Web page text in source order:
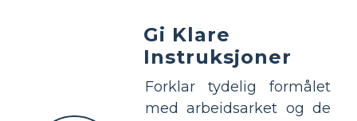
Gi Klare
Instruksjoner
Forklar tydelig formålet
med arbeidsarket og de